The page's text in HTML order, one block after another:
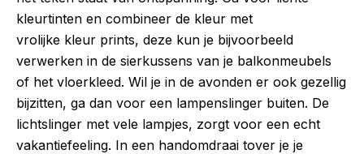
kleurtinten en combineer de kleur met
vrolijke kleur prints, deze kun je bijvoorbeeld
verwerken in de sierkussens van je balkonmeubels
of het vloerkleed. Wil je in de avonden er ook gezellig
bijzitten, ga dan voor een lampenslinger buiten. De
lichtslinger met vele lampjes, zorgt voor een echt
vakantiefeeling. In een handomdraai tover je je